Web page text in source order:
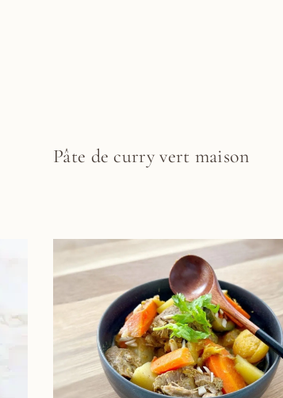
Pâte de curry vert maison